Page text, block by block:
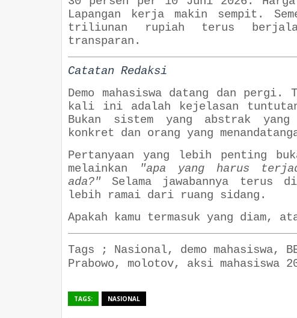
Lapangan kerja makin sempit.
triliunan rupiah terus
transparan.
Catatan Redaksi
Demo mahasiswa datang dan pergi.
kali ini adalah kejelasan tuntutan
Bukan sistem yang abstrak
konkret dan orang yang
Pertanyaan yang lebih penting
melainkan
"apa yang harus
ada?"
Selama jawabannya
lebih ramai dari ruang sidang.
Apakah kamu termasuk yang diam,
Tags ; Nasional, demo mahasiswa,
Prabowo, molotov, aksi mahasiswa
TAGS: NASIONAL